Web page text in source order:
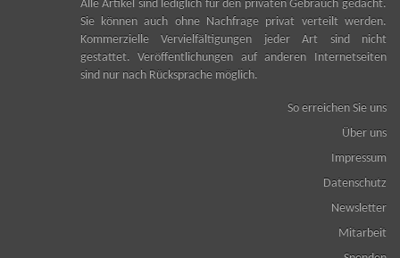
Alle Artikel sind lediglich für den privaten Gebrauch gedacht.
Sie können auch ohne Nachfrage privat verteilt werden.
Kommerzielle Vervielfältigungen jeder Art sind nicht
gestattet. Veröffentlichungen auf anderen Internetseiten
sind nur nach Rücksprache möglich.
So erreichen Sie uns
Über uns
Impressum
Datenschutz
Newsletter
Mitarbeit